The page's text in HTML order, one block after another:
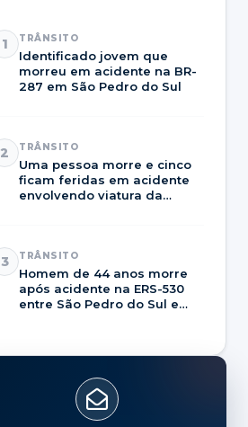
1 TRÂNSITO
Identificado jovem que
morreu em acidente na BR-
287 em São Pedro do Sul
2 TRÂNSITO
Uma pessoa morre e cinco
ficam feridas em acidente
envolvendo viatura da
3 TRÂNSITO
Homem de 44 anos morre
após acidente na ERS-530
entre São Pedro do Sul e